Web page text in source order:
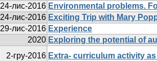
24-лис-2016 Environmental problems.
24-лис-2016 Exciting Trip with Mary
29-лис-2016 Experience
2020 Exploring the potential of
2-гру-2016 Extra- curriculum activity